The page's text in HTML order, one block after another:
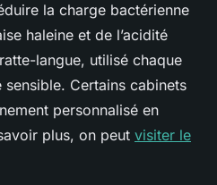
la charge bactérienne
haleine et de l’acidité
langue, utilisé chaque
Certains cabinets
personnalisé en
plus, on peut visiter le